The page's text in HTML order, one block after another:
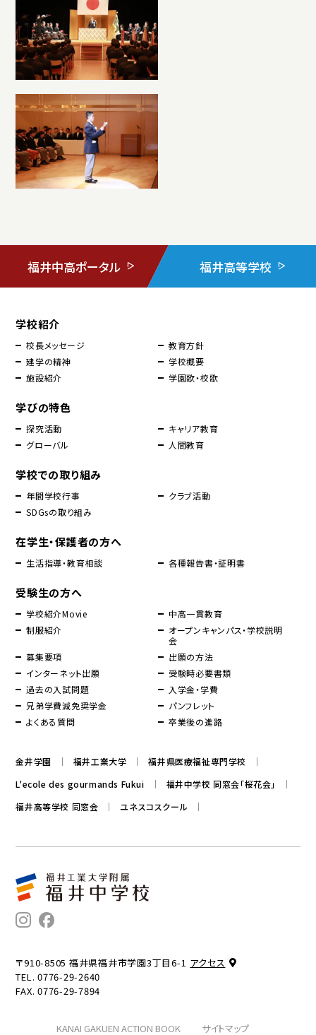
福井中高ポータル 福井高等学校
学校紹介
校長メッセージ
教育方針
建学の精神
学校概要
施設紹介
学園歌・校歌
学びの特色
探究活動
キャリア教育
グローバル
人間教育
学校での取り組み
年間学校行事
クラブ活動
SDGsの取り組み
在学生・保護者の方へ
生活指導・教育相談 各種報告書・証明書
受験生の方へ
学校紹介Movie
中高一貫教育
制服紹介
オープンキャンパス・学校説明
会
募集要項
出願の方法
インターネット出願
受験時必要書類
過去の入試問題
入学金・学費
兄弟学費減免奨学金
パンフレット
よくある質問
卒業後の進路
金井学園 福井工業大学
福井県医療福祉専門学校
L'ecole des gourmands Fukui
福井中学校 同窓会「桜花会」
福井高等学校 同窓会
ユネスコスクール
〒910-8505 福井県福井市学園3丁目6-1 アクセス
TEL. 0776-29-2640
FAX. 0776-29-7894
KANAI GAKUEN ACTION BOOK サイトマップ